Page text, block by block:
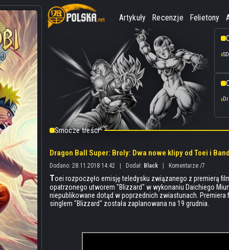
Artykuły Recenzje Felietony
Smocze treści
Dragon Ball Super: Broly: Dwa nowe klipy od Toei i
Dodano: 28.11.2018 14:42 | Dodał: Black | Komentarze /7
Toei rozpoczęło emisję teledysku związanego z premierą
opatrzonego utworem "Blizzard" w wykonaniu Daichiego
niepublikowane dotąd w poprzednich zwiastunach. Premiera
singlem "Blizzard" została zaplanowana na 19 grudnia.